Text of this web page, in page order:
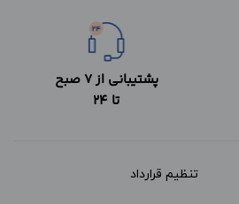
پشتیبانی از 7 صبح
تا 24
تنظیم قرارداد